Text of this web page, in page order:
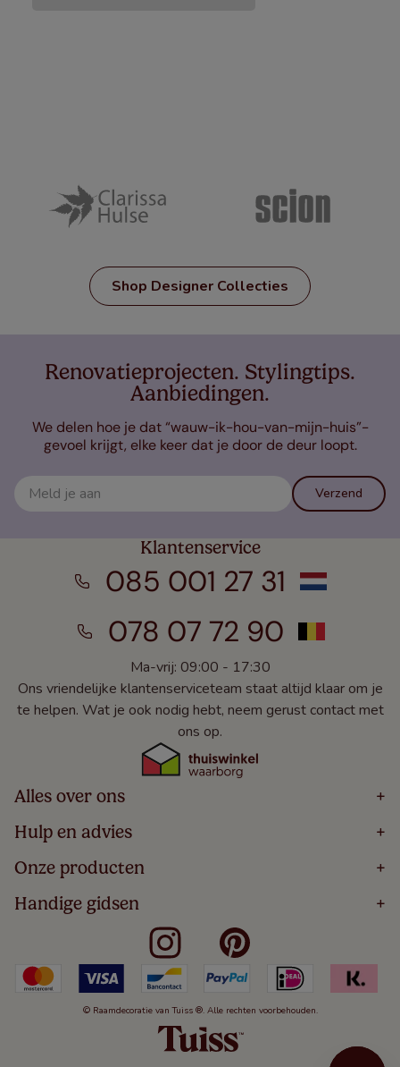
Shop Designer Collecties
Renovatieprojecten. Stylingtips.
Aanbiedingen.
We delen hoe je dat “wauw-ik-hou-van-mijn-huis”-
gevoel krijgt, elke keer dat je door de deur loopt.
Verzend
Klantenservice
085 001 27 31
078 07 72 90
Ma-vrij: 09:00 - 17:30
Ons vriendelijke klantenserviceteam staat altijd klaar om je
te helpen. Wat je ook nodig hebt, neem gerust contact met
ons op.
Alles over ons +
Home
Over
Bestellen
Winacties
Veelgestelde Vragen
Hulp en advies +
Volg Je Bestelling
Levering
5 Jaar Garantie
Algemene Voorwaarden
Kindveiligheid
Cookies
Herroepingsrecht
Onze producten +
Houten Jaloezieën
Rolgordijnen
Verticale Jaloezieën
Duo Rolgordijnen
Duo Plisségordijnen
Handige gidsen +
Meten Voor Raamdecoratie
Badkamer Raamdecoratie
Slaapkamer Raamdecoratie
Keuken Raamdecoratie
De Jaloezieën Gids
Jaloezieënwoordenboek
© Raamdecoratie van Tuiss ®. Alle rechten voorbehouden.